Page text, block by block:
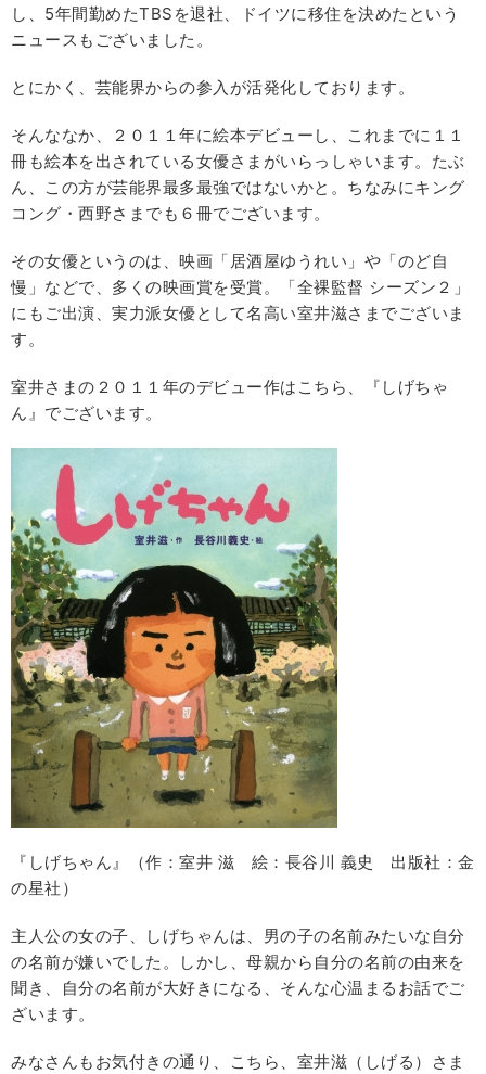
し、5年間勤めたTBSを退社、ドイツに移住を決めたという
ニュースもございました。
とにかく、芸能界からの参入が活発化しております。
そんななか、２０１１年に絵本デビューし、これまでに１１
冊も絵本を出されている女優さまがいらっしゃいます。たぶ
ん、この方が芸能界最多最強ではないかと。ちなみにキング
コング・西野さまでも６冊でございます。
その女優というのは、映画「居酒屋ゆうれい」や「のど自
慢」などで、多くの映画賞を受賞。「全裸監督 シーズン２」
にもご出演、実力派女優として名高い室井滋さまでございま
す。
室井さまの２０１１年のデビュー作はこちら、『しげちゃ
ん』でございます。
『しげちゃん』（作：室井 滋 絵：長谷川 義史 出版社：金
の星社）
主人公の女の子、しげちゃんは、男の子の名前みたいな自分
の名前が嫌いでした。しかし、母親から自分の名前の由来を
聞き、自分の名前が大好きになる、そんな心温まるお話でご
ざいます。
みなさんもお気付きの通り、こちら、室井滋（しげる）さま